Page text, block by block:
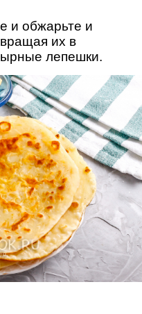
и обжарьте и
их в
лепешки.